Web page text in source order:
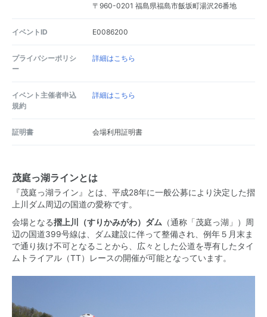
〒960-0201 福島県福島市飯坂町湯沢26番地
イベントID E0086200
プライバシーポリシ
ー
詳細はこちら
イベント主催者申込
規約
詳細はこちら
証明書 会場利用証明書
茂庭っ湖ラインとは
『茂庭っ湖ライン』とは、平成28年に一般公募により決定した摺
上川ダム周辺の国道の愛称です。
会場となる摺上川（すりかみがわ）ダム （通称「茂庭っ湖」）周
辺の国道399号線は、ダム建設に伴って整備され、例年５月末ま
で通り抜け不可となることから、広々とした公道を専有したタイ
ムトライアル（TT）レースの開催が可能となっています。